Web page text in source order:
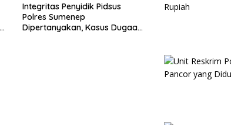
Integritas Penyidik Pidsus
Polres Sumenep
Dipertanyakan, Kasus Dugaan